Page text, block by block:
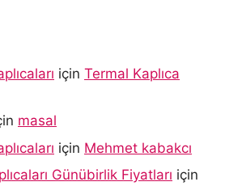
için Termal Kaplıca
masal
için Mehmet kabakcı
Günübirlik Fiyatları için